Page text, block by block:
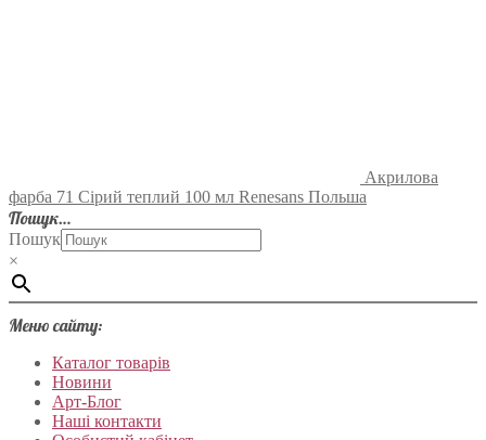
Акрилова
фарба 71 Сірий теплий 100 мл Renesans Польша
Пошук…
Пошук
×
Меню сайту:
Каталог товарів
Новини
Арт-Блог
Наші контакти